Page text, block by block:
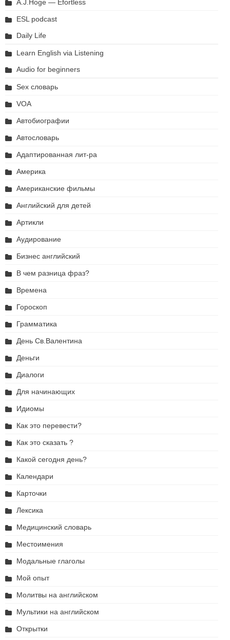
A.J.Hoge — Efortless
ESL podcast
Daily Life
Learn English via Listening
Audio for beginners
Sex словарь
VOA
Автобиографии
Автословарь
Адаптированная лит-ра
Америка
Американские фильмы
Английский для детей
Артикли
Аудирование
Бизнес английский
В чем разница фраз?
Времена
Гороскоп
Грамматика
День Св.Валентина
Деньги
Диалоги
Для начинающих
Идиомы
Как это перевести?
Как это сказать ?
Какой сегодня день?
Календари
Карточки
Лексика
Медицинский словарь
Местоимения
Модальные глаголы
Мой опыт
Молитвы на английском
Мультики на английском
Открытки